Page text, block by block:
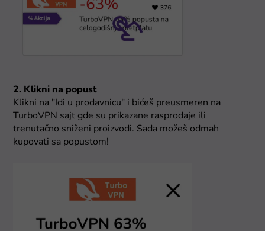
2. Klikni na popust
Klikni na "Idi u prodavnicu" i bićeš preusmeren na
TurboVPN sajt gde su prikazane rasprodaje ili
trenutačno sniženi proizvodi. Sada možeš odmah
kupovati sa popustom!